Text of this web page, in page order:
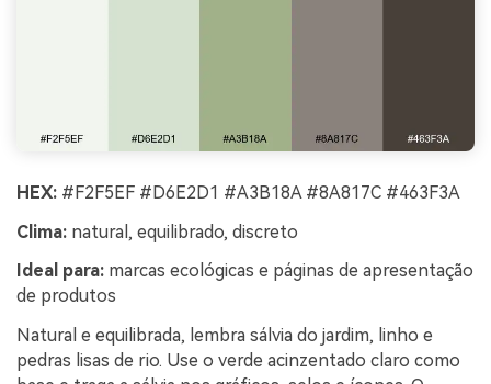
HEX: #F2F5EF #D6E2D1 #A3B18A #8A817C #463F3A
Clima: natural, equilibrado, discreto
Ideal para: marcas ecológicas e páginas de apresentação
de produtos
Natural e equilibrada, lembra sálvia do jardim, linho e
pedras lisas de rio. Use o verde acinzentado claro como